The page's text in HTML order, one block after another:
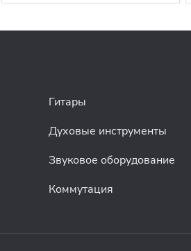
Гитары
Духовые инструменты
Звуковое оборудование
Коммутация